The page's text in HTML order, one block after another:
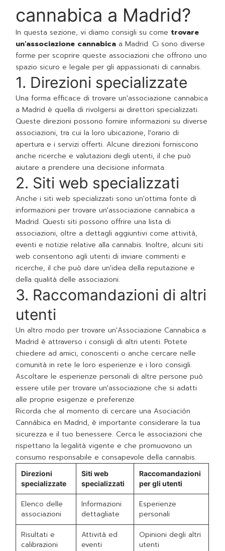
cannabica a Madrid?
In questa sezione, vi diamo consigli su come trovare
un'associazione cannabica a Madrid. Ci sono diverse
forme per scoprire queste associazioni che offrono uno
spazio sicuro e legale per gli appassionati di cannabis.
1. Direzioni specializzate
Una forma efficace di trovare un'associazione cannabica
a Madrid è quella di rivolgersi ai direttori specializzati.
Queste direzioni possono fornire informazioni su diverse
associazioni, tra cui la loro ubicazione, l'orario di
apertura e i servizi offerti. Alcune direzioni forniscono
anche ricerche e valutazioni degli utenti, il che può
aiutare a prendere una decisione informata.
2. Siti web specializzati
Anche i siti web specializzati sono un'ottima fonte di
informazioni per trovare un'associazione cannabica a
Madrid. Questi siti possono offrire una lista di
associazioni, oltre a dettagli aggiuntivi come attività,
eventi e notizie relative alla cannabis. Inoltre, alcuni siti
web consentono agli utenti di inviare commenti e
ricerche, il che può dare un'idea della reputazione e
della qualità delle associazioni.
3. Raccomandazioni di altri
utenti
Un altro modo per trovare un'Associazione Cannabica a
Madrid è attraverso i consigli di altri utenti. Potete
chiedere ad amici, conoscenti o anche cercare nelle
comunità in rete le loro esperienze e i loro consigli.
Ascoltare le esperienze personali di altre persone può
essere utile per trovare un'associazione che si adatti
alle proprie esigenze e preferenze.
Ricorda che al momento di cercare una Asociación
Cannábica en Madrid, è importante considerare la tua
sicurezza e il tuo benessere. Cerca le associazioni che
rispettano la legalità vigente e che promuovono un
consumo responsabile e consapevole della cannabis.
Direzioni
specializzate
Siti web
specializzati
Raccomandazioni
per gli utenti
Elenco delle
associazioni
Informazioni
dettagliate
Esperienze
personali
Risultati e
calibrazioni
Attività ed
eventi
Opinioni degli altri
utenti